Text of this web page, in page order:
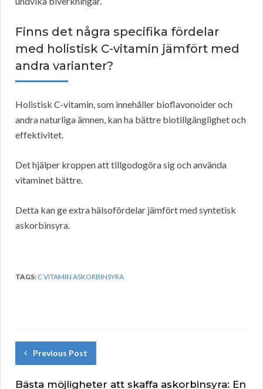
Finns det några specifika fördelar
med holistisk C-vitamin jämfört med
andra varianter?
Holistisk C-vitamin, som innehåller bioflavonoider och
andra naturliga ämnen, kan ha bättre biotillgänglighet och
effektivitet.
Det hjälper kroppen att tillgodogöra sig och använda
vitaminet bättre.
Detta kan ge extra hälsofördelar jämfört med syntetisk
askorbinsyra.
TAGS: C VITAMIN ASKORBINSYRA
Previous Post
Bästa möjligheter att skaffa askorbinsyra: En